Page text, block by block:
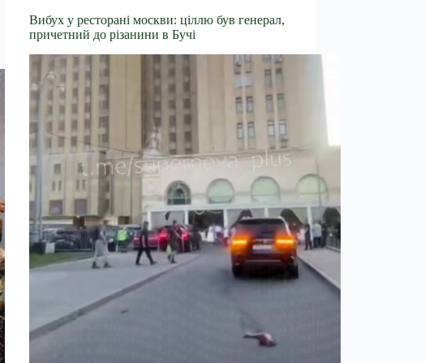
Вибух у ресторані москви: ціллю був генерал,
причетний до різанини в Бучі